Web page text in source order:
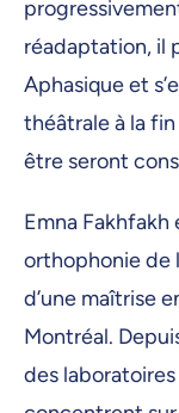
réadaptation, il
Aphasique et
théâtrale à la
être seront
Emna Fakhfakh
orthophonie de
d’une maîtrise
Montréal.
des